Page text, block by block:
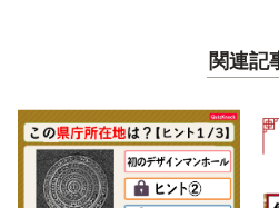
関連記